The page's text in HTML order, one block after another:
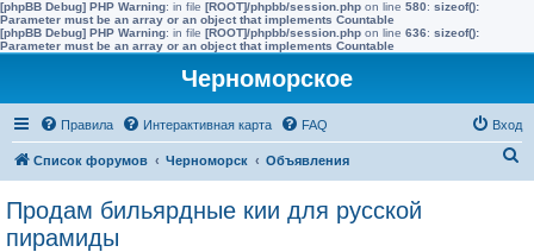
[phpBB Debug] PHP Warning: in file [ROOT]/phpbb/session.php on line 580: sizeof():
Parameter must be an array or an object that implements Countable
[phpBB Debug] PHP Warning: in file [ROOT]/phpbb/session.php on line 636: sizeof():
Parameter must be an array or an object that implements Countable
Черноморское
Правила Интерактивная карта FAQ Вход
Список форумов Черноморск Объявления
Продам бильярдные кии для русской
пирамиды